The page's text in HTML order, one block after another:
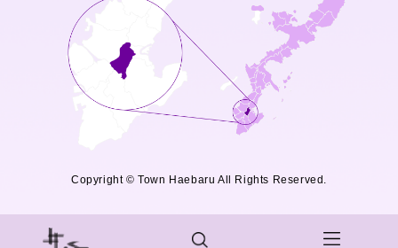
Copyright © Town Haebaru All Rights Reserved.